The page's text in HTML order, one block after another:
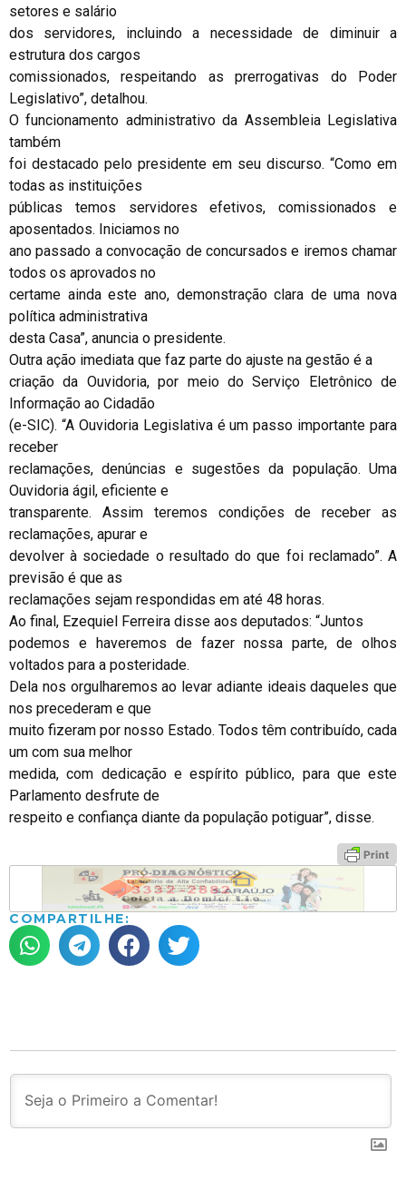
setores e salário
dos servidores, incluindo a necessidade de diminuir a
estrutura dos cargos
comissionados, respeitando as prerrogativas do Poder
Legislativo”, detalhou.
O funcionamento administrativo da Assembleia Legislativa
também
foi destacado pelo presidente em seu discurso. “Como em
todas as instituições
públicas temos servidores efetivos, comissionados e
aposentados. Iniciamos no
ano passado a convocação de concursados e iremos chamar
todos os aprovados no
certame ainda este ano, demonstração clara de uma nova
política administrativa
desta Casa”, anuncia o presidente.
Outra ação imediata que faz parte do ajuste na gestão é a
criação da Ouvidoria, por meio do Serviço Eletrônico de
Informação ao Cidadão
(e-SIC). “A Ouvidoria Legislativa é um passo importante para
receber
reclamações, denúncias e sugestões da população. Uma
Ouvidoria ágil, eficiente e
transparente. Assim teremos condições de receber as
reclamações, apurar e
devolver à sociedade o resultado do que foi reclamado”. A
previsão é que as
reclamações sejam respondidas em até 48 horas.
Ao final, Ezequiel Ferreira disse aos deputados: “Juntos
podemos e haveremos de fazer nossa parte, de olhos
voltados para a posteridade.
Dela nos orgulharemos ao levar adiante ideais daqueles que
nos precederam e que
muito fizeram por nosso Estado. Todos têm contribuído, cada
um com sua melhor
medida, com dedicação e espírito público, para que este
Parlamento desfrute de
respeito e confiança diante da população potiguar”, disse.
COMPARTILHE: